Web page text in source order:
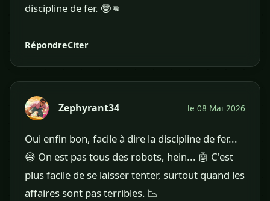
discipline de fer. 🤓👊
RépondreCiter
Zephyrant34 le 08 Mai 2026
Oui enfin bon, facile à dire la discipline de fer...
😅 On est pas tous des robots, hein... 🤖 C'est
plus facile de se laisser tenter, surtout quand les
affaires sont pas terribles. 📉